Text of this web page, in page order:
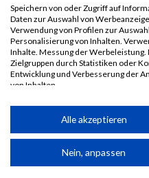
Athlon 10km
Grazathlon
2023
Athlon Mixed
Team
4259 Lena
GPos = Geschlechter Position,
Team Position, DNS = Did not
Disqualifiziert
Speichern von oder Zugriff auf
Daten zur Auswahl von
Verwendung von Profilen zur
Personalisierung von Inhalten.
Inhalte. Messung der
Zielgruppen durch Statistiken oder
Entwicklung und Verbesserung der
von Inhalten.
werden.
Ihre Einwilligung und die cookie
Partnerliste anzeigen (1 IAB-
Alle akzeptieren
Nein, anpassen